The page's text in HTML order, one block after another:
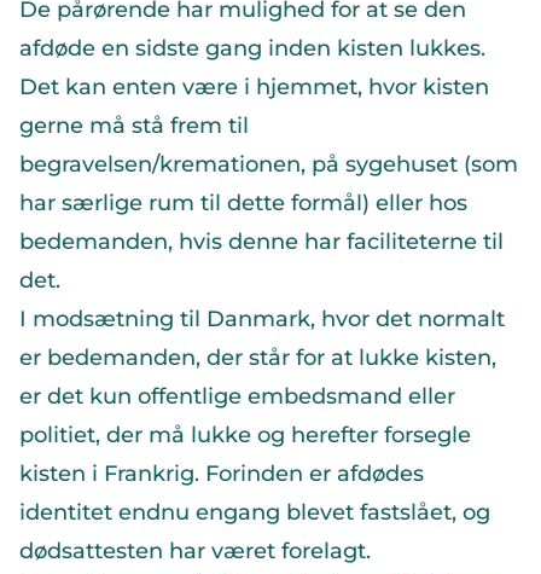
De pårørende har mulighed for at se den
afdøde en sidste gang inden kisten lukkes.
Det kan enten være i hjemmet, hvor kisten
gerne må stå frem til
begravelsen/kremationen, på sygehuset (som
har særlige rum til dette formål) eller hos
bedemanden, hvis denne har faciliteterne til
det.
I modsætning til Danmark, hvor det normalt
er bedemanden, der står for at lukke kisten,
er det kun offentlige embedsmand eller
politiet, der må lukke og herefter forsegle
kisten i Frankrig. Forinden er afdødes
identitet endnu engang blevet fastslået, og
dødsattesten har været forelagt.